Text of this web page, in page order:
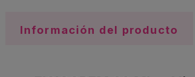
Información del producto